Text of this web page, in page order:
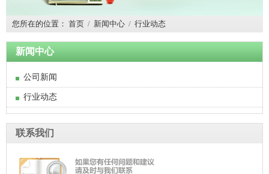
您所在的位置： 首页 / 新闻中心 / 行业动态
新闻中心
公司新闻
行业动态
联系我们